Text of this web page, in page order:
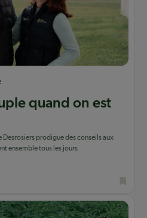
quand on est
prodigue des conseils aux
ensemble tous les jours